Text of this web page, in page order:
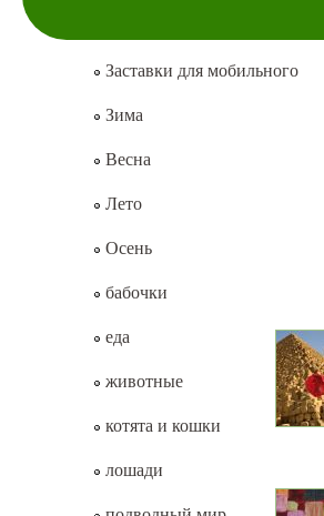
Заставки для мобильного
Зима
Весна
Лето
Осень
бабочки
еда
животные
котята и кошки
лошади